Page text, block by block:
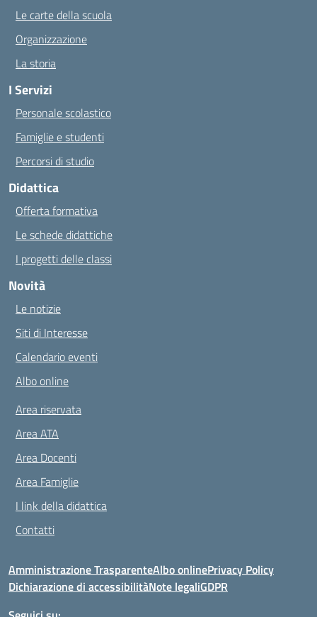
Le carte della scuola
Organizzazione
La storia
I Servizi
Personale scolastico
Famiglie e studenti
Percorsi di studio
Didattica
Offerta formativa
Le schede didattiche
I progetti delle classi
Novità
Le notizie
Siti di Interesse
Calendario eventi
Albo online
Area riservata
Area ATA
Area Docenti
Area Famiglie
I link della didattica
Contatti
Amministrazione TrasparenteAlbo onlinePrivacy Policy
Dichiarazione di accessibilitàNote legaliGDPR